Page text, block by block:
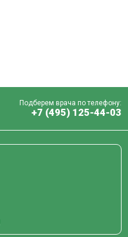
Подберем врача по телефону:
+7 (495) 125-44-03